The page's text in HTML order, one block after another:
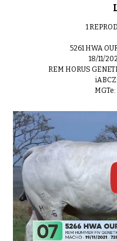
1
5261 HWA
18/11/
REM HORUS